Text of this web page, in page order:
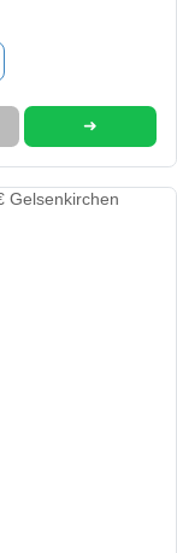
➜